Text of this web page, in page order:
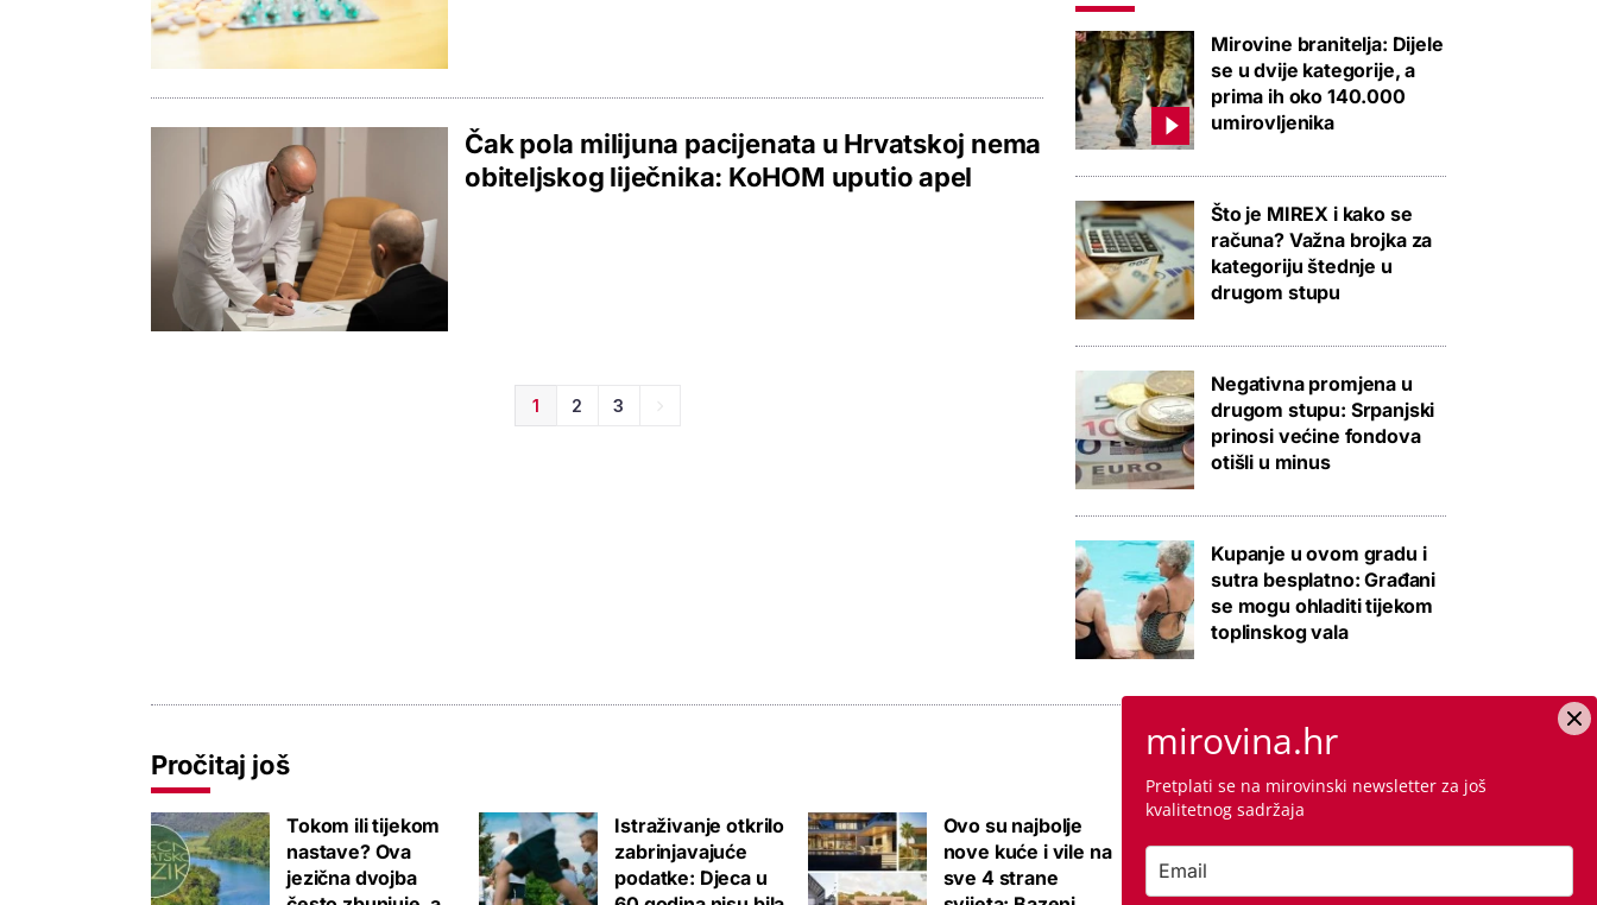
Čak pola milijuna pacijenata u Hrvatskoj nema
obiteljskog liječnika: KoHOM uputio apel
1 2 3
Mirovine branitelja: Dijele
se u dvije kategorije, a
prima ih oko 140.000
umirovljenika
Što je MIREX i kako se
računa? Važna brojka za
kategoriju štednje u
drugom stupu
Negativna promjena u
drugom stupu: Srpanjski
prinosi većine fondova
otišli u minus
Kupanje u ovom gradu i
sutra besplatno: Građani
se mogu ohladiti tijekom
toplinskog vala
Pročitaj još
Tokom ili tijekom
nastave? Ova
jezična dvojba
Istraživanje otkrilo
zabrinjavajuće
podatke: Djeca u
Ovo su najbolje
nove kuće i vile na
sve 4 strane
Nema više 'sin mi
se ženi pa izađi iz
mirovina.hr
Pretplati se na mirovinski newsletter za još
kvalitetnog sadržaja